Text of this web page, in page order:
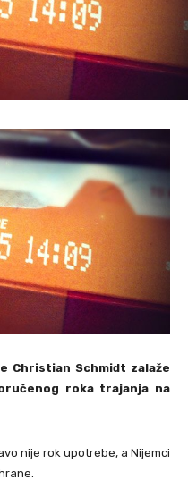
Christian Schmidt zalaže
roka trajanja na
nije rok upotrebe, a Nijemci